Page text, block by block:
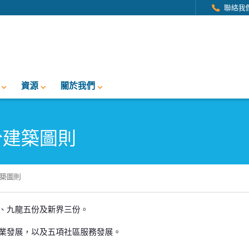
聯絡我
資源 關於我們
築圖則
圖則
九龍五份及新界三份。
發展，以及五項社區服務發展。